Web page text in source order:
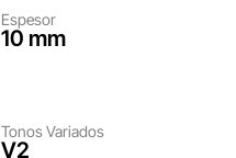
Espesor
10 mm
Tonos Variados
V2